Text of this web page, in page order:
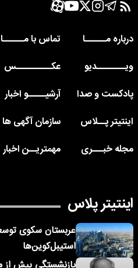
درباره مــــــا
تماس با مــــــا
ویــــــــدیو
عکــــــــــس
پادکست و صدا
آرشیـــــو اخبار
اینتیتر پــلاس
سازمان آگهی ها
مجله خبـــری
مهمتریــن اخبار
اینتیتر پلاس
عربستان سکوی
استیبل‌کوین‌ها